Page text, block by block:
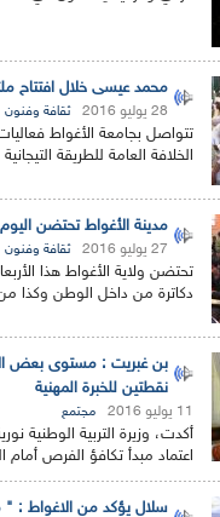
محمد عيسى خلال افتتاح
28 يوليو 2016 ثقافة وفنون
تتواصل بجامعة الأغواط
الخلافة العامة للطريقة
مدينة الأغواط تحتضن
27 يوليو 2016 ثقافة وفنون
تحتضن ولاية الأغواط هذا
دكاترة من داخل الوطن وكذا
بن غبريت : مستوى بعض
نقطتين للخبرة المهنية
11 يوليو 2016 مجتمع
أكدت، وزيرة التربية
اعتماد مبدأ تكافؤ الفرص